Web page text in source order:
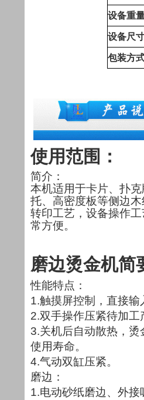
设备重
设备尺
包装方
使用范围：
简介：
本机适用于卡片、扑
托、高密度板等侧边
转印工艺，设备操作
常方便。
磨边烫金机简
性能特点：
1.触摸屏控制，直接
2.双手操作压紧待加
3.关机后自动散热，
使用寿命。
4.气动双缸压紧。
磨边：
1.电动砂纸磨边、外